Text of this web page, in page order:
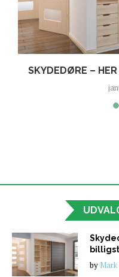
SKYDEDØRE –
billigst
by Mark